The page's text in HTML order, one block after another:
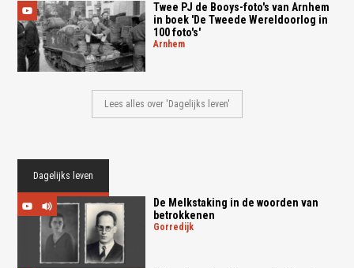
Twee PJ de Booys-foto's van Arnhem
in boek 'De Tweede Wereldoorlog in
100 foto's'
arnhem
Lees alles over 'Dagelijks leven'
Dagelijks leven
De Melkstaking in de woorden van
betrokkenen
gorredijk